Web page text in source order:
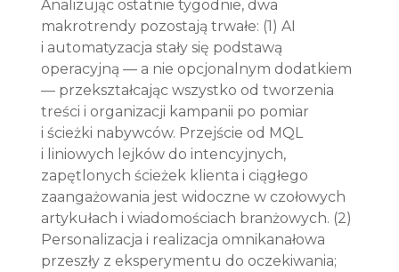
Analizując ostatnie tygodnie, dwa
makrotrendy pozostają trwałe: (1) AI
i automatyzacja stały się podstawą
operacyjną — a nie opcjonalnym dodatkiem
— przekształcając wszystko od tworzenia
treści i organizacji kampanii po pomiar
i ścieżki nabywców. Przejście od MQL
i liniowych lejków do intencyjnych,
zapętlonych ścieżek klienta i ciągłego
zaangażowania jest widoczne w czołowych
artykułach i wiadomościach branżowych. (2)
Personalizacja i realizacja omnikanałowa
przeszły z eksperymentu do oczekiwania;